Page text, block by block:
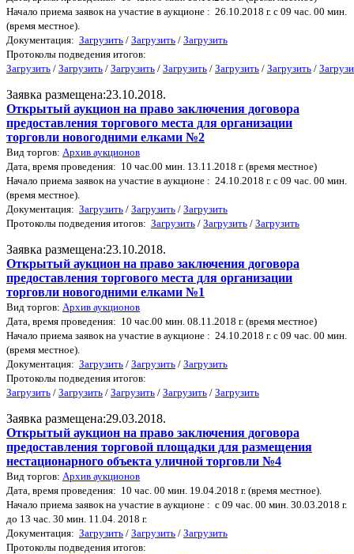
Начало приема заявок на участие в аукционе : 26.10.2018 г. с 09 час. 00 мин.
(время местное).
Документация: Загрузить / Загрузить / Загрузить
Протоколы подведения итогов:
Загрузить / Загрузить / Загрузить / Загрузить / Загрузить / Загрузить /
Заявка размещена:23.10.2018.
Открытый аукцион на право заключения договора
предоставления торгового места для организации
торговли новогодними елками №2
Вид торгов: Архив аукционов
Дата, время проведения: 10 час.00 мин. 13.11.2018 г. (время местное)
Начало приема заявок на участие в аукционе : 24.10.2018 г. с 09 час. 00 мин.
(время местное).
Документация: Загрузить / Загрузить / Загрузить
Протоколы подведения итогов: Загрузить / Загрузить / Загрузить
Заявка размещена:23.10.2018.
Открытый аукцион на право заключения договора
предоставления торгового места для организации
торговли новогодними елками №1
Вид торгов: Архив аукционов
Дата, время проведения: 10 час.00 мин. 08.11.2018 г. (время местное)
Начало приема заявок на участие в аукционе : 24.10.2018 г. с 09 час. 00 мин.
(время местное).
Документация: Загрузить / Загрузить / Загрузить
Протоколы подведения итогов:
Загрузить / Загрузить / Загрузить / Загрузить / Загрузить
Заявка размещена:29.03.2018.
Открытый аукцион на право заключения договора
предоставления торговой площадки для размещения
нестационарного объекта уличной торговли №4
Вид торгов: Архив аукционов
Дата, время проведения: 10 час. 00 мин. 19.04.2018 г. (время местное).
Начало приема заявок на участие в аукционе : с 09 час. 00 мин. 30.03.2018 г.
до 13 час. 30 мин. 11.04. 2018 г.
Документация: Загрузить / Загрузить / Загрузить
Протоколы подведения итогов: